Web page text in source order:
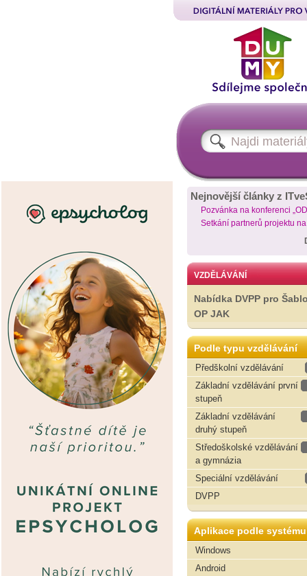
Nejnovější články z
Pozvánka na konferenci
Setkání partnerů projektu
VZDĚLÁVÁNÍ
Nabídka DVPP pro
OP JAK
Podle typu vzdělávání
Předškolní vzdělávání
Základní vzdělávání první
stupeň
Základní vzdělávání
druhý stupeň
Středoškolské vzdělávání
a gymnázia
Speciální vzdělávání
DVPP
Aplikace podle systému
Windows
Android